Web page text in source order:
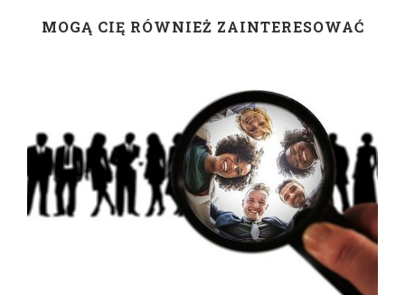
MOGĄ CIĘ RÓWNIEŻ ZAINTERESOWAĆ